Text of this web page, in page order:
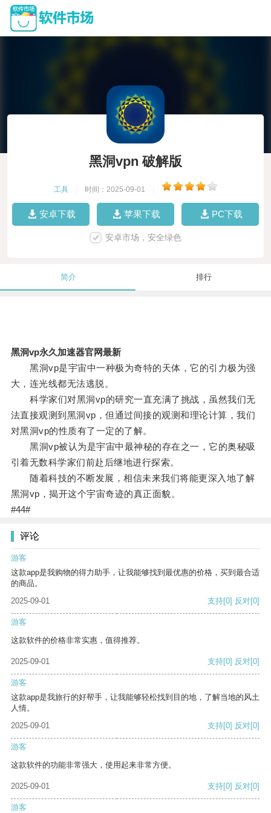
黑洞vpn 破解版
工具 时间：2025-09-01
安卓下载 苹果下载 PC下载
安卓市场，安全绿色
简介 排行
黑洞vp永久加速器官网最新
黑洞vp是宇宙中一种极为奇特的天体，它的引力极为强
大，连光线都无法逃脱。
科学家们对黑洞vp的研究一直充满了挑战，虽然我们无
法直接观测到黑洞vp，但通过间接的观测和理论计算，我们
对黑洞vp的性质有了一定的了解。
黑洞vp被认为是宇宙中最神秘的存在之一，它的奥秘吸
引着无数科学家们前赴后继地进行探索。
随着科技的不断发展，相信未来我们将能更深入地了解
黑洞vp，揭开这个宇宙奇迹的真正面貌。
#44#
评论
游客
这款app是我购物的得力助手，让我能够找到最优惠的价格，买到最合适
的商品。
2025-09-01
支持[0] 反对[0]
游客
这款软件的价格非常实惠，值得推荐。
2025-09-01 支持[0] 反对[0]
游客
这款app是我旅行的好帮手，让我能够轻松找到目的地，了解当地的风土
人情。
2025-09-01
支持[0] 反对[0]
游客
这款软件的功能非常强大，使用起来非常方便。
2025-09-01 支持[0] 反对[0]
游客